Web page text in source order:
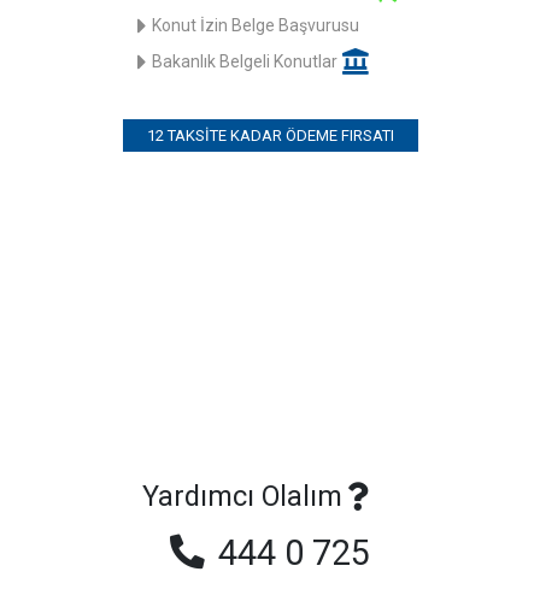
Konut İzin Belge Başvurusu
Bakanlık Belgeli Konutlar
12 TAKSITE KADAR ÖDEME FIRSATI
Yardımcı Olalım
444 0 725